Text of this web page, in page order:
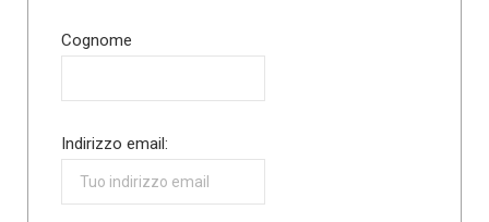
Cognome
Indirizzo email: